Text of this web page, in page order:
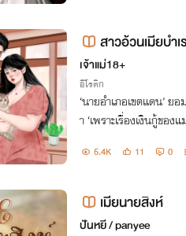
สาวอ้วนเมียบำ
รีจนจบ)
เจ้าแม่18+
อีโรติก
‘นายอำเภอเขตแดน’
า ‘เพราะเรื่องเงินกู้ขอ
นตั้งแต่วันเข้าหอ
5.4K 11 0
เมียนายสิงห์
ปันหยี / panyee